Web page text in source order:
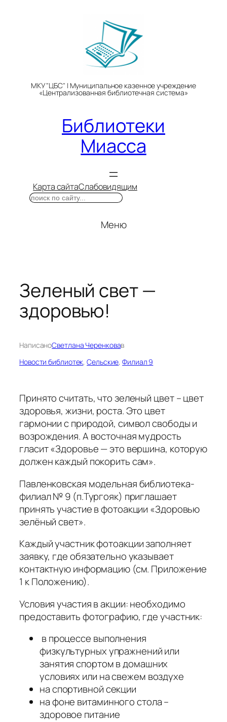
МКУ "ЦБС" | Муниципальное казенное учреждение
«Централизованная библиотечная система»
Библиотеки
Миасса
Карта сайтаСлабовидящим
Поиск
Меню
Зеленый свет —
здоровью!
НаписаноСветлана Черенковав
Новости библиотек, Сельские, Филиал 9
Принято считать, что зеленый цвет – цвет
здоровья, жизни, роста. Это цвет
гармонии с природой, символ свободы и
возрождения. А восточная мудрость
гласит «Здоровье — это вершина, которую
должен каждый покорить сам».
Павленковская модельная библиотека-
филиал № 9 (п.Тургояк) приглашает
принять участие в фотоакции «Здоровью
зелёный свет».
Каждый участник фотоакции заполняет
заявку, где обязательно указывает
контактную информацию (см. Приложение
1 к Положению).
Условия участия в акции: необходимо
предоставить фотографию, где участник:
в процессе выполнения
физкультурных упражнений или
занятия спортом в домашних
условиях или на свежем воздухе
на спортивной секции
на фоне витаминного стола –
здоровое питание